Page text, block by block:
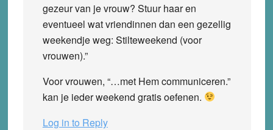
gezeur van je vrouw? Stuur haar en
eventueel wat vriendinnen dan een gezellig
weekendje weg: Stilteweekend (voor
vrouwen).”
Voor vrouwen, “…met Hem communiceren.”
kan je ieder weekend gratis oefenen.
Log in to Reply